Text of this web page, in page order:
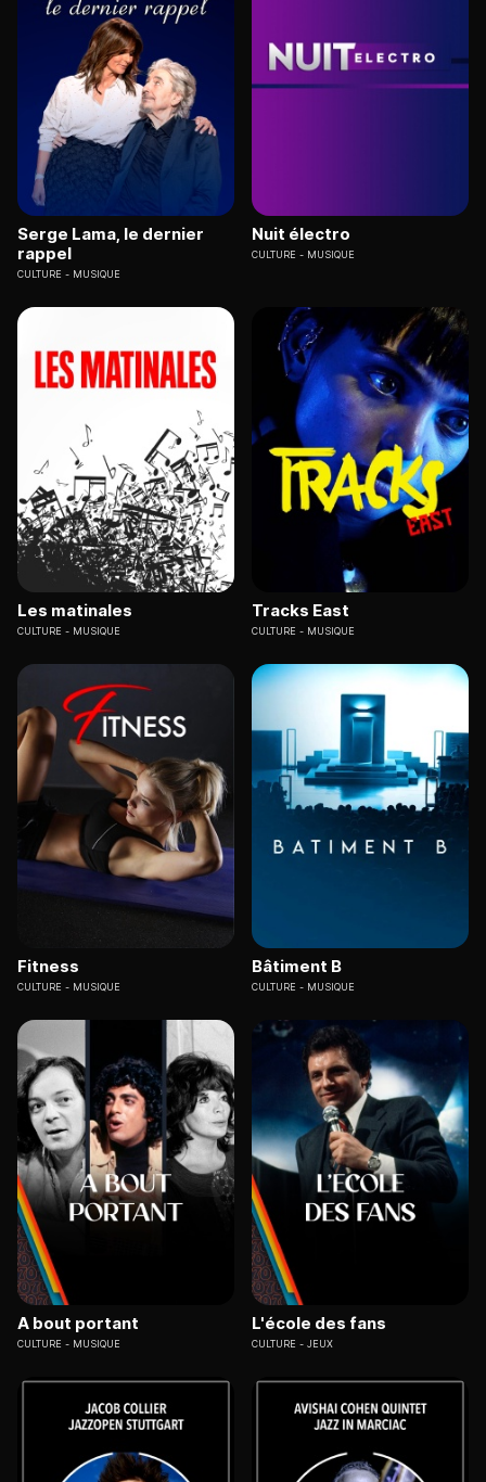
Serge Lama, le dernier
rappel
CULTURE MUSIQUE
Nuit électro
CULTURE MUSIQUE
Les matinales
CULTURE MUSIQUE
Tracks East
CULTURE MUSIQUE
Fitness
CULTURE MUSIQUE
Bâtiment B
CULTURE MUSIQUE
A bout portant
CULTURE MUSIQUE
L'école des fans
CULTURE JEUX